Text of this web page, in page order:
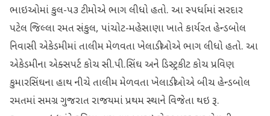
ભાઇઓમાં કુલ-૫૩ ટીમોએ ભાગ લીધો હતો. આ સ્પર્ધામાં સરદાર
૫ટેલ જિલ્લા રમત સંકુલ, પાંચોટ-મહેસાણા ખાતે કાર્યરત હેન્ડબોલ
નિવાસી એકેડમીમાં તાલીમ મેળવતા ખેલાડીઓએ ભાગ લીધો હતો. આ
એકેડમીના એક્સપર્ટ કોચ સી.પી.સિંઘ અને ડિસ્ટ્રકીટ કોચ પ્રવિણ
કુમારસિંઘના હાથ નીચે તાલીમ મેળવતા ખેલાડીઓએ બીચ હેન્ડબોલ
રમતમાં સમગ્ર ગુજરાત રાજયમાં પ્રથમ સ્થાને વિજેતા થઇ રૂ.